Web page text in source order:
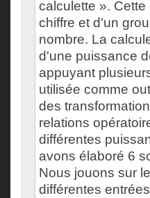
calculette ».
chiffre et d'un
nombre. La
d'une puissance
appuyant
utilisée comme
des
relations
différentes
avons élaboré 6
Nous jouons sur
différentes